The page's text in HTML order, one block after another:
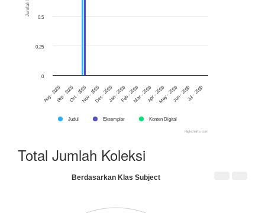
Judul Eksemplar Konten Digital
Aug - 2025Sep - 2025Oct - 2025Nov - 2025Dec - 2025Jan - 2026Feb - 2026Mar - 2026Apr - 2026May - 2026Jun - 2026Jul - 2026
0
0.25
0.5
Highcharts.com
Total Jumlah Koleksi
Berdasarkan Klas Subject